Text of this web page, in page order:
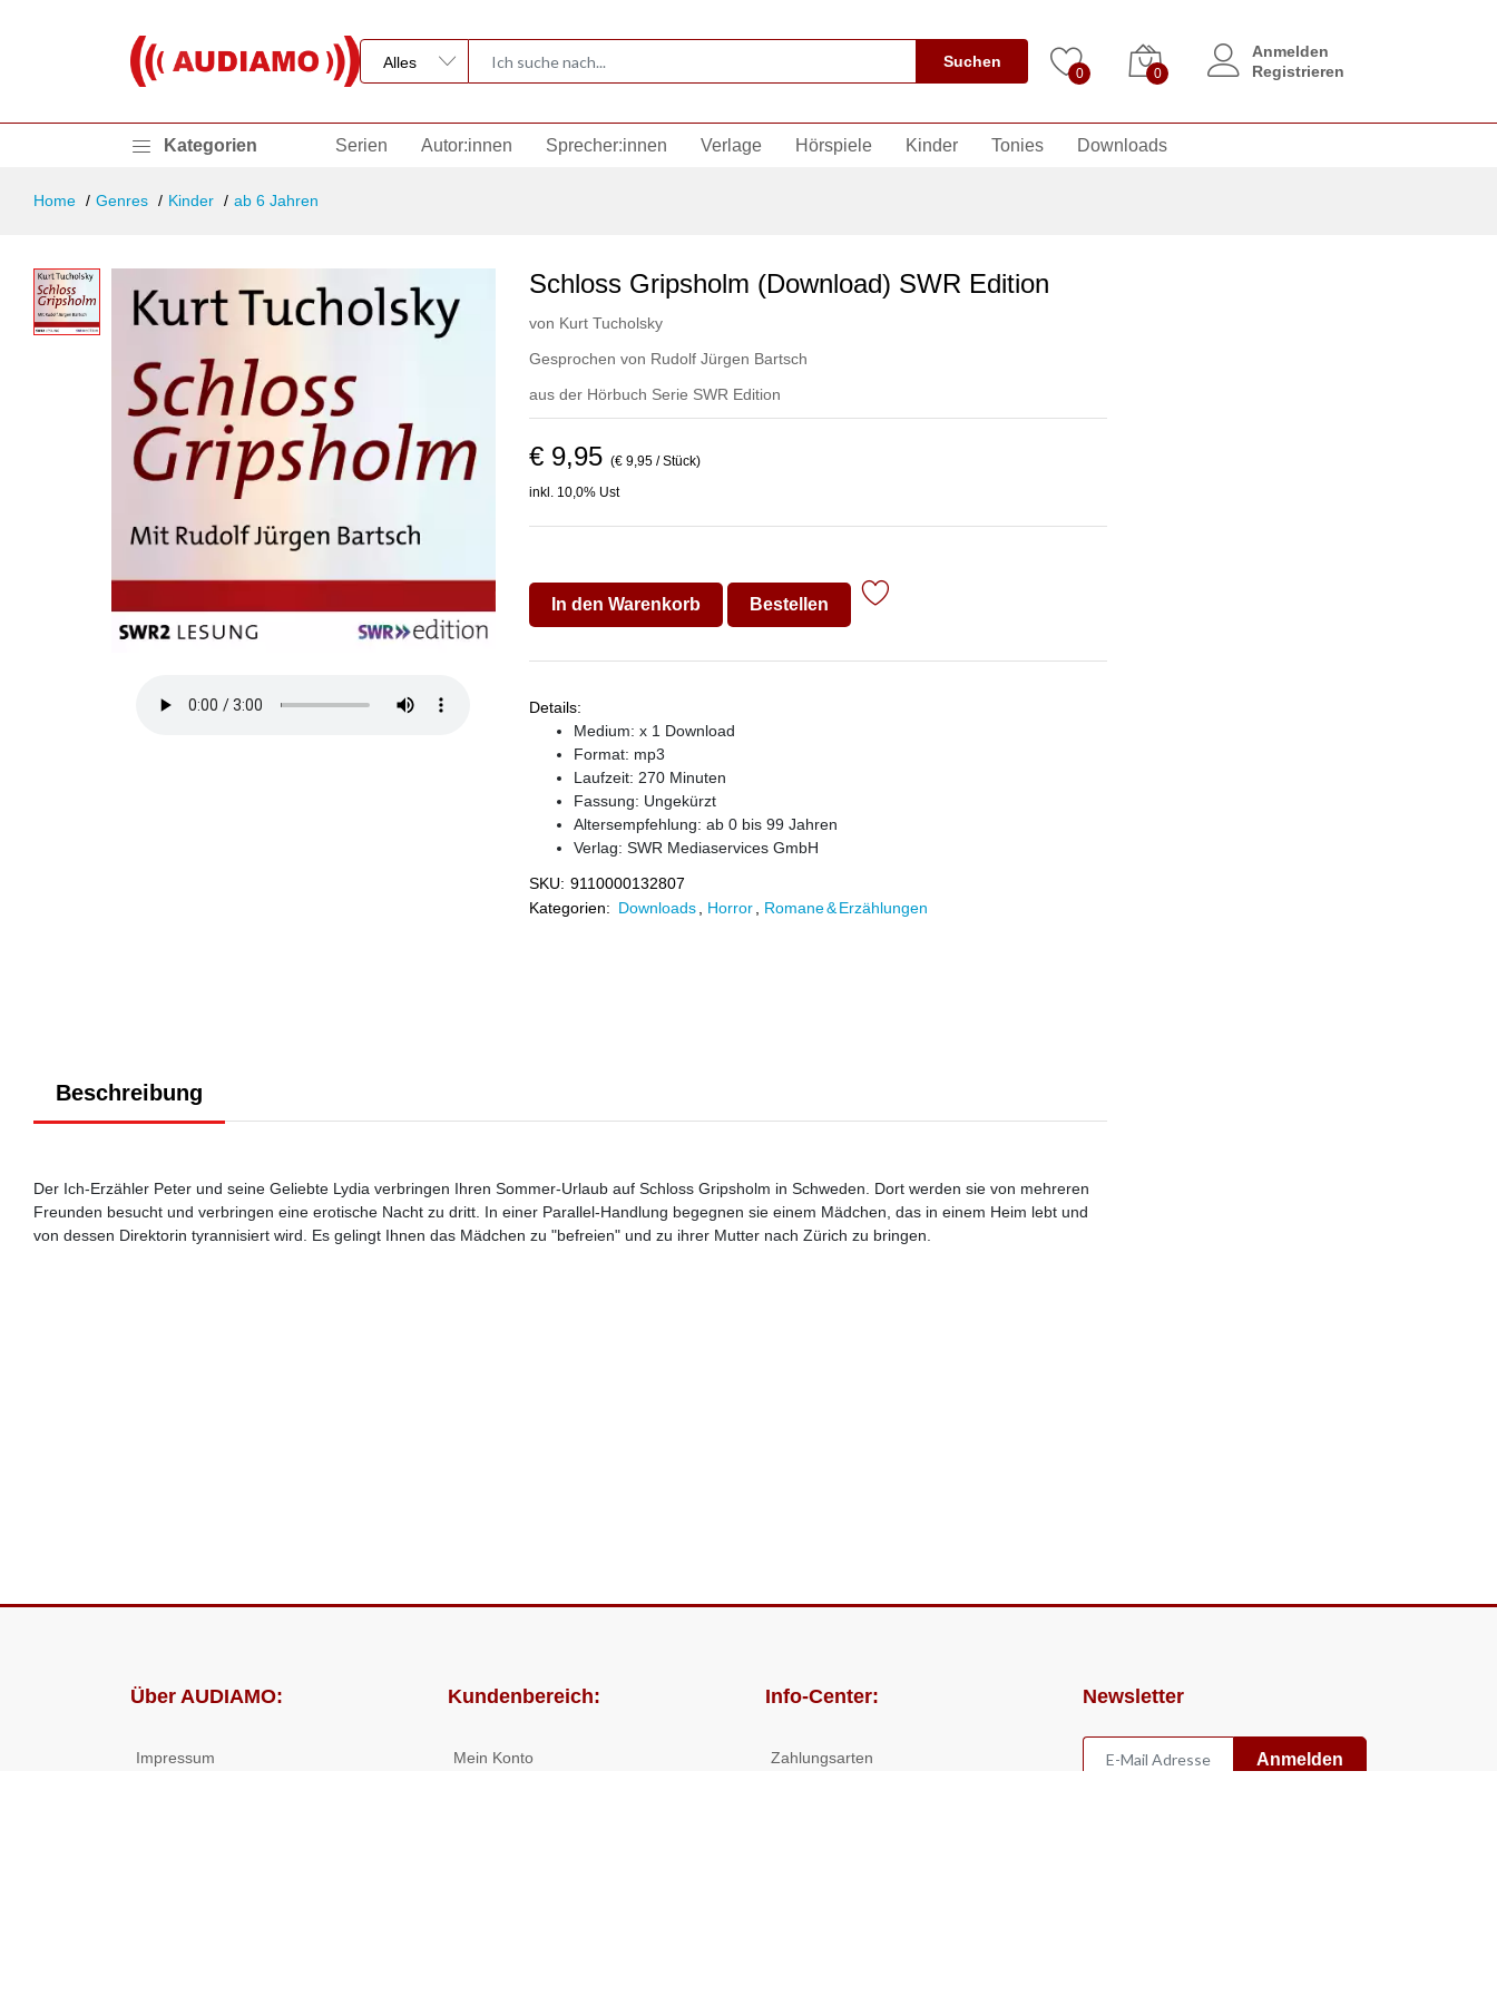
Suchen
0 0
Anmelden
Registrieren
Kategorien Serien Autor:innen Sprecher:innen Verlage Hörspiele Kinder Tonies Downloads
Home Genres Kinder ab 6 Jahren
Schloss Gripsholm (Download) SWR Edition
von Kurt Tucholsky
Gesprochen von Rudolf Jürgen Bartsch
aus der Hörbuch Serie SWR Edition
€ 9,95 (€ 9,95 / Stück)
inkl. 10,0% Ust
In den Warenkorb Bestellen
Details:
Medium: x 1 Download
Format: mp3
Laufzeit: 270 Minuten
Fassung: Ungekürzt
Altersempfehlung: ab 0 bis 99 Jahren
Verlag: SWR Mediaservices GmbH
SKU: 9110000132807
Kategorien: Downloads Horror Romane & Erzählungen
Beschreibung
Der Ich-Erzähler Peter und seine Geliebte Lydia verbringen Ihren Sommer-Urlaub auf Schloss Gripsholm in Schweden. Dort werden sie von mehreren
Freunden besucht und verbringen eine erotische Nacht zu dritt. In einer Parallel-Handlung begegnen sie einem Mädchen, das in einem Heim lebt und
von dessen Direktorin tyrannisiert wird. Es gelingt Ihnen das Mädchen zu "befreien" und zu ihrer Mutter nach Zürich zu bringen.
Über AUDIAMO:
Impressum
Kundenbereich:
Mein Konto
Info-Center:
Zahlungsarten
Newsletter
Anmelden